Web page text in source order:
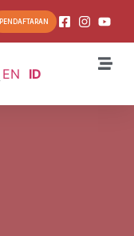
PENDAFTARAN
EN ID